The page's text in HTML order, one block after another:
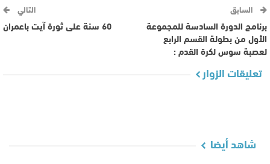
السابق
برنامج الدورة السادسة للمجموعة
الأول من بطولة القسم الرابع
لعصبة سوس لكرة القدم :
التالي
60 سنة على ثورة آيت باعمران
تعليقات الزوار
شاهد أيضا